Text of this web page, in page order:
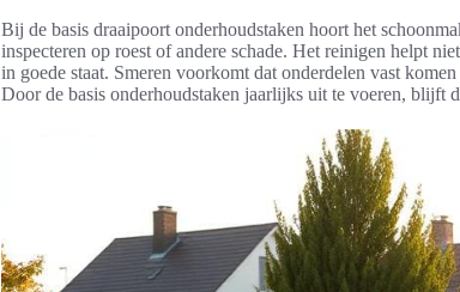
Bij de basis draaipoort onderhoudstaken hoort het
inspecteren op roest of andere schade. Het reinigen helpt
in goede staat. Smeren voorkomt dat onderdelen vast
Door de basis onderhoudstaken jaarlijks uit te voeren, blijft